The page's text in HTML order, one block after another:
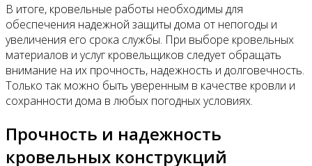
В итоге, кровельные работы необходимы для
обеспечения надежной защиты дома от непогоды и
увеличения его срока службы. При выборе кровельных
материалов и услуг кровельщиков следует обращать
внимание на их прочность, надежность и долговечность.
Только так можно быть уверенным в качестве кровли и
сохранности дома в любых погодных условиях.
Прочность и надежность
кровельных конструкций